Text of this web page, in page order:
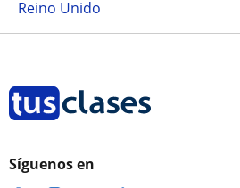
Reino Unido
Síguenos en